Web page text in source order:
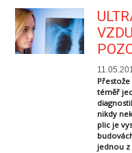
téměř
nikdy
plic je
jednou z